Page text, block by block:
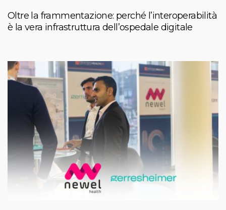
Oltre la frammentazione: perché l’interoperabilità
è la vera infrastruttura dell’ospedale digitale